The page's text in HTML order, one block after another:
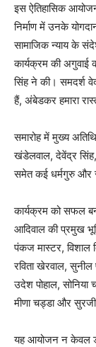
इस ऐतिहासिक
निर्माण में उनके
सामाजिक न्याय के
कार्यक्रम की
सिंह ने की। समदर्श
हैं, अंबेडकर हमारा
समारोह में मुख्य
खंडेलवाल, देवेंद्र
समेत कई धर्मगुरु और
कार्यक्रम को सफल
आदिवाल की प्रमुख
पंकज मास्टर, विशाल
रविता खेरवाल,
उदेश पोहाल, सोनिया
मीणा चड्डा और
यह आयोजन न केवल